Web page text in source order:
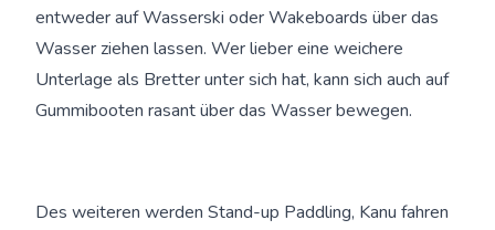
entweder auf Wasserski oder Wakeboards über das
Wasser ziehen lassen. Wer lieber eine weichere
Unterlage als Bretter unter sich hat, kann sich auch auf
Gummibooten rasant über das Wasser bewegen.
Des weiteren werden Stand-up Paddling, Kanu fahren